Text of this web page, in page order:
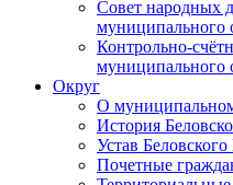
Совет народных
муниципального
Контрольно-
муниципального
Округ
О
История
Устав
Почетные